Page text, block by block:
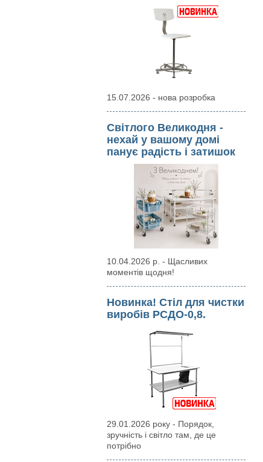
15.07.2026 - нова розробка
Світлого Великодня -
нехай у вашому домі
панує радість і затишок
10.04.2026 р. - Щасливих
моментів щодня!
Новинка! Стіл для чистки
виробів РСДО-0,8.
29.01.2026 року - Порядок,
зручність і світло там, де це
потрібно